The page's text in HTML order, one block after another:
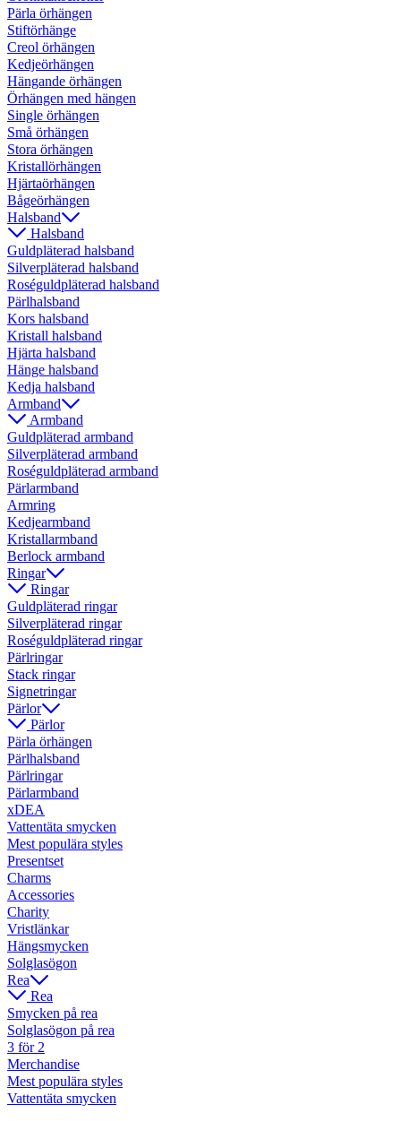
Pärla örhängen
Stiftörhänge
Creol örhängen
Kedjeörhängen
Hängande örhängen
Örhängen med hängen
Single örhängen
Små örhängen
Stora örhängen
Kristallörhängen
Hjärtaörhängen
Bågeörhängen
Halsband
Halsband
Guldpläterad halsband
Silverpläterad halsband
Roséguldpläterad halsband
Pärlhalsband
Kors halsband
Kristall halsband
Hjärta halsband
Hänge halsband
Kedja halsband
Armband
Armband
Guldpläterad armband
Silverpläterad armband
Roséguldpläterad armband
Pärlarmband
Armring
Kedjearmband
Kristallarmband
Berlock armband
Ringar
Ringar
Guldpläterad ringar
Silverpläterad ringar
Roséguldpläterad ringar
Pärlringar
Stack ringar
Signetringar
Pärlor
Pärlor
Pärla örhängen
Pärlhalsband
Pärlringar
Pärlarmband
xDEA
Vattentäta smycken
Mest populära styles
Presentset
Charms
Accessories
Charity
Vristlänkar
Hängsmycken
Solglasögon
Rea
Rea
Smycken på rea
Solglasögon på rea
3 för 2
Merchandise
Mest populära styles
Vattentäta smycken